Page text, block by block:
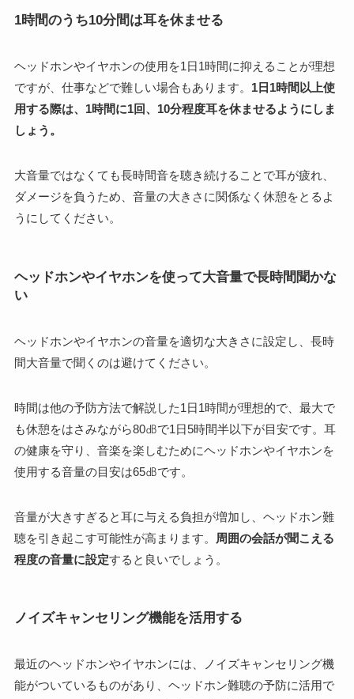
1時間のうち10分間は耳を休ませる
ヘッドホンやイヤホンの使用を1日1時間に抑えることが理想
ですが、仕事などで難しい場合もあります。 1日1時間以上使
用する際は、1時間に1回、10分程度耳を休ませるようにしま
しょう。
大音量ではなくても長時間音を聴き続けることで耳が疲れ、
ダメージを負うため、音量の大きさに関係なく休憩をとるよ
うにしてください。
ヘッドホンやイヤホンを使って大音量で長時間聞かな
い
ヘッドホンやイヤホンの音量を適切な大きさに設定し、長時
間大音量で聞くのは避けてください。
時間は他の予防方法で解説した1日1時間が理想的で、最大で
も休憩をはさみながら80㏈で1日5時間半以下が目安です。耳
の健康を守り、音楽を楽しむためにヘッドホンやイヤホンを
使用する音量の目安は65㏈です。
音量が大きすぎると耳に与える負担が増加し、ヘッドホン難
聴を引き起こす可能性が高まります。
周囲の会話が聞こえる
程度の音量に設定すると良いでしょう。
ノイズキャンセリング機能を活用する
最近のヘッドホンやイヤホンには、ノイズキャンセリング機
能がついているものがあり、ヘッドホン難聴の予防に活用で